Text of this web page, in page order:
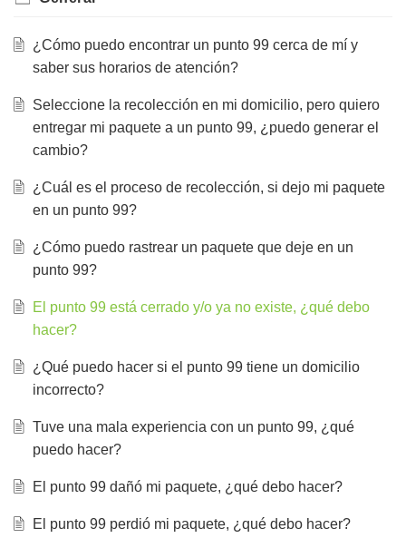
¿Cómo puedo encontrar un punto 99 cerca de mí y
saber sus horarios de atención?
Seleccione la recolección en mi domicilio, pero quiero
entregar mi paquete a un punto 99, ¿puedo generar el
cambio?
¿Cuál es el proceso de recolección, si dejo mi paquete
en un punto 99?
¿Cómo puedo rastrear un paquete que deje en un
punto 99?
El punto 99 está cerrado y/o ya no existe, ¿qué debo
hacer?
¿Qué puedo hacer si el punto 99 tiene un domicilio
incorrecto?
Tuve una mala experiencia con un punto 99, ¿qué
puedo hacer?
El punto 99 dañó mi paquete, ¿qué debo hacer?
El punto 99 perdió mi paquete, ¿qué debo hacer?